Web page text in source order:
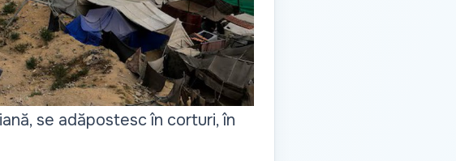
se adăpostesc în corturi, în